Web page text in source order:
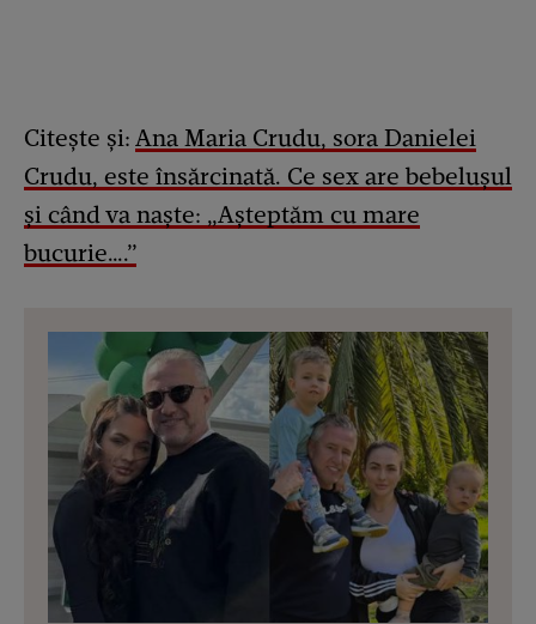
Citește și: Ana Maria Crudu, sora Danielei
Crudu, este însărcinată. Ce sex are bebelușul
și când va naște: „Așteptăm cu mare
bucurie….”